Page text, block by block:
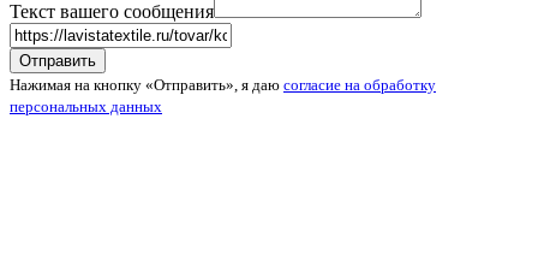
Текст вашего сообщения
Нажимая на кнопку «Отправить», я даю согласие на обработку
персональных данных